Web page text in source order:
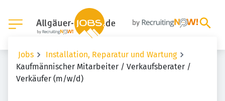
Jobs
Installation, Reparatur und Wartung
Kaufmännischer Mitarbeiter / Verkaufsberater /
Verkäufer (m/w/d)